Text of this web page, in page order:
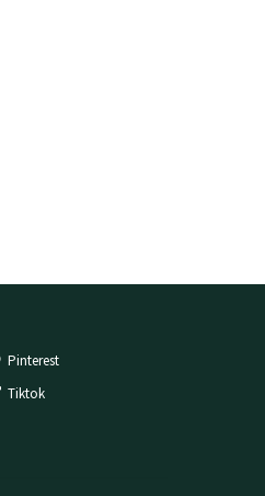
Pinterest
Tiktok